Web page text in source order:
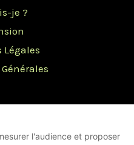
je ?
Légales
l'audience et proposer